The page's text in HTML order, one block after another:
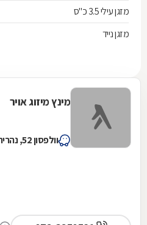
מזגן עילי 3.5 כ"ס
מזגן נייד
מינץ מיזוג אויר
וולפסון 52, נהריה